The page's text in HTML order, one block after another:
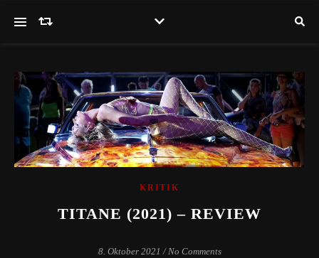
KRITIK
TITANE (2021) – REVIEW
8. Oktober 2021 / No Comments